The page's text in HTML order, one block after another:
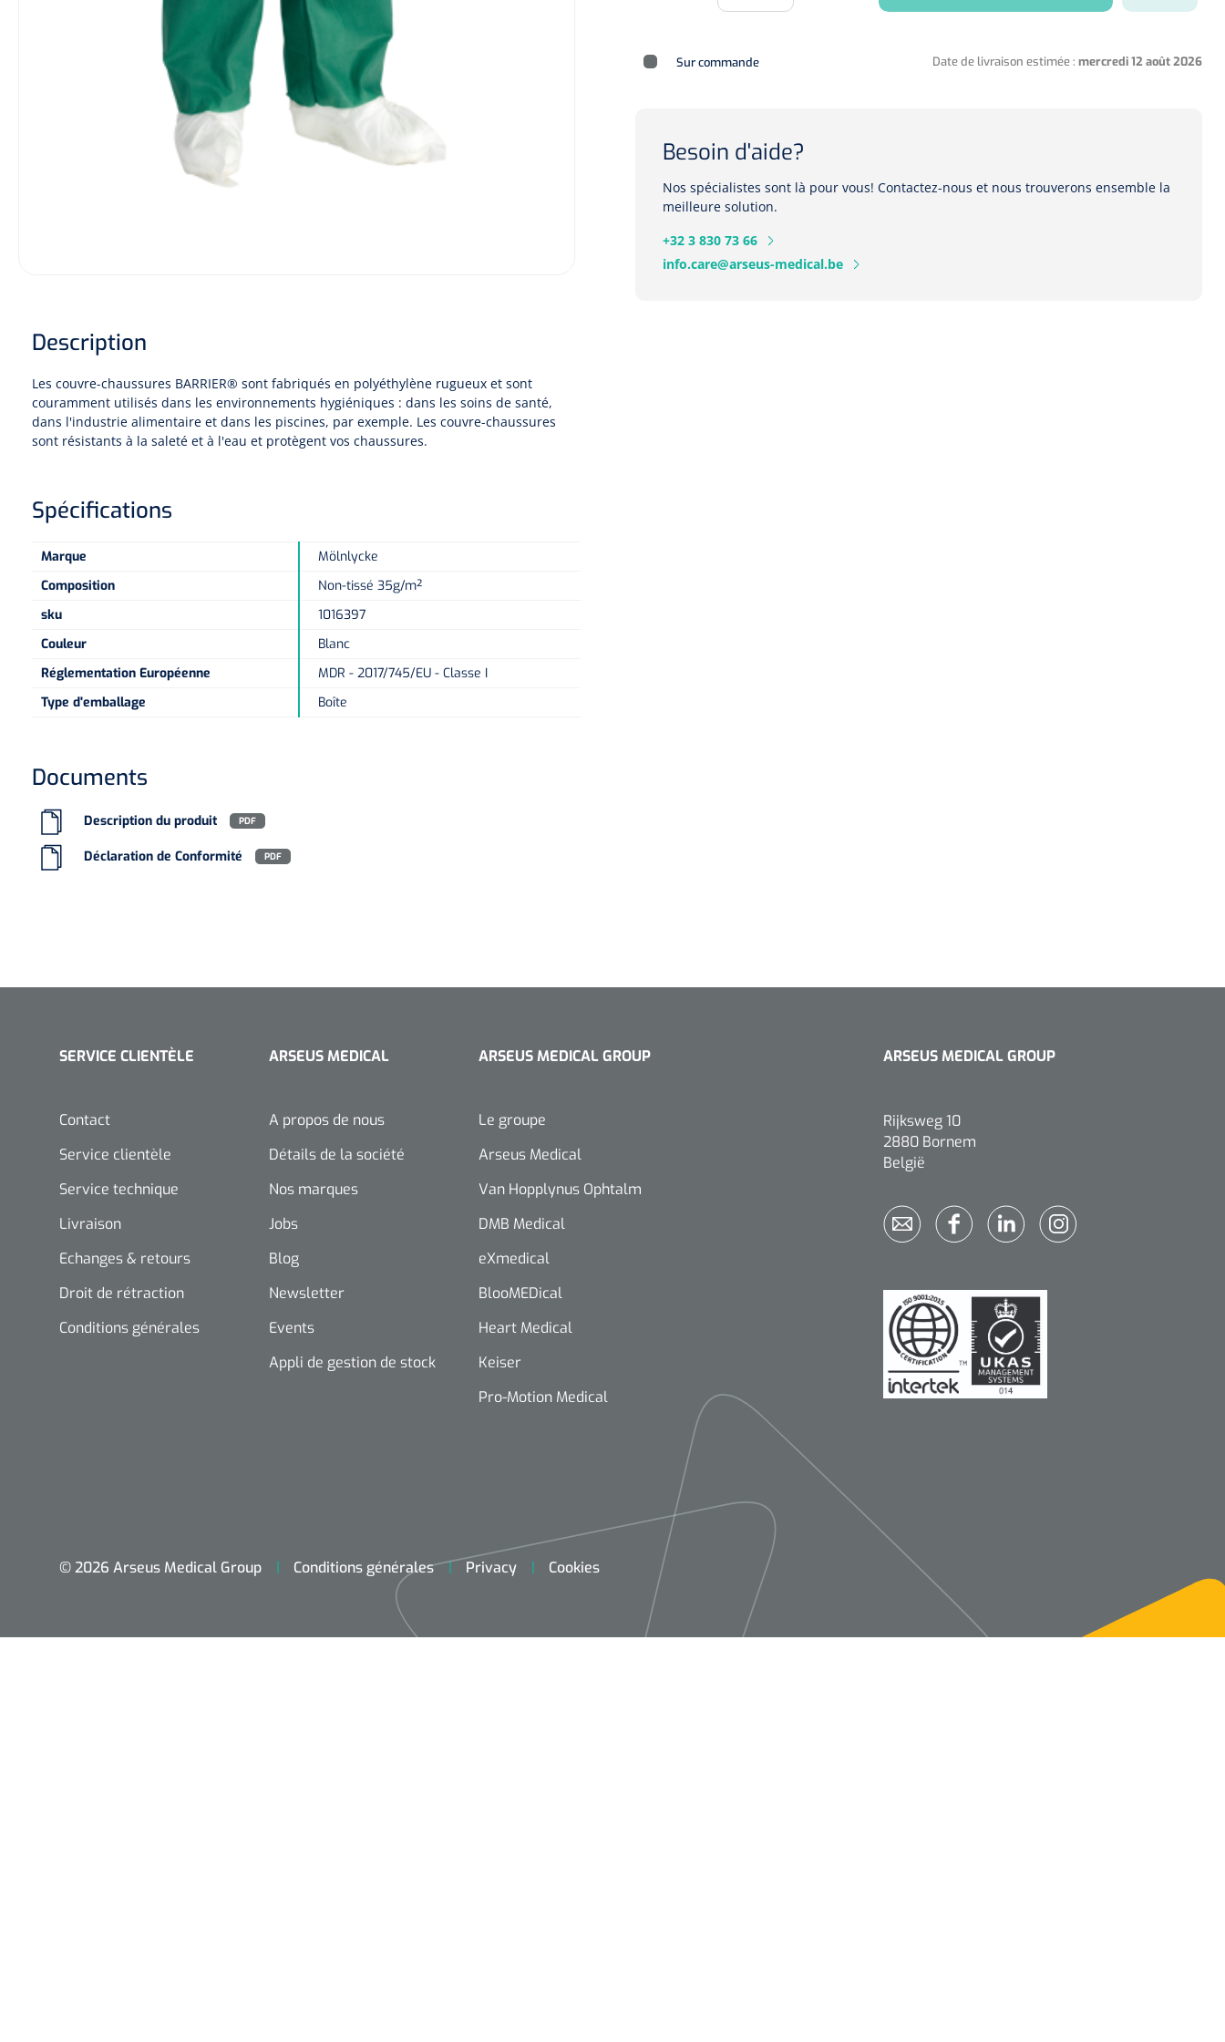
Hygiène & Désinfection
Soins d'incontinence
Matériel d'injection
Infrastructure
Description
Les couvre-chaussures BARRIER® sont fabriqués en polyéthylène rugueux et sont
couramment utilisés dans les environnements hygiéniques : dans les soins de santé,
dans l'industrie alimentaire et dans les piscines, par exemple. Les couvre-chaussures
sont résistants à la saleté et à l'eau et protègent vos chaussures.
Spécifications
Marque
Mölnlycke
Composition
Non-tissé 35g/m²
sku
1016397
Couleur
Blanc
Réglementation Européenne
MDR - 2017/745/EU - Classe I
Type d'emballage
Boîte
Documents
Description du produit PDF
Déclaration de Conformité PDF
Sur commande Date de livraison estimée : mercredi 12 août 2026
Besoin d'aide?
Nos spécialistes sont là pour vous! Contactez-nous et nous trouverons ensemble la
meilleure solution.
+32 3 830 73 66
info.care@arseus-medical.be
SERVICE CLIENTÈLE
Contact
Service clientèle
Service technique
Livraison
Echanges & retours
Droit de rétraction
Conditions générales
ARSEUS MEDICAL
A propos de nous
Détails de la société
Nos marques
Jobs
Blog
Newsletter
Events
Appli de gestion de stock
ARSEUS MEDICAL GROUP
Le groupe
Arseus Medical
Van Hopplynus Ophtalm
DMB Medical
eXmedical
BlooMEDical
Heart Medical
Keiser
Pro-Motion Medical
ARSEUS MEDICAL GROUP
Rijksweg 10
2880 Bornem
België
© 2026 Arseus Medical Group Conditions générales Privacy Cookies